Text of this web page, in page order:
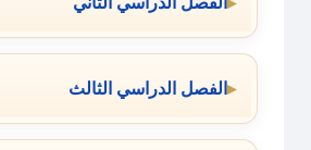
الفصل الدراسي الثالث